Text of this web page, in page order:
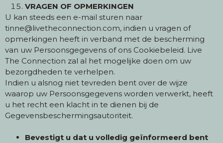
VRAGEN OF OPMERKINGEN
U kan steeds een e-mail sturen naar
tinne@livetheconnection.com, indien u vragen of
opmerkingen heeft in verband met de bescherming
van uw Persoonsgegevens of ons Cookiebeleid. Live
The Connection zal al het mogelijke doen om uw
bezorgdheden te verhelpen.
Indien u alsnog niet tevreden bent over de wijze
waarop uw Persoonsgegevens worden verwerkt, heeft
u het recht een klacht in te dienen bij de
Gegevensbeschermingsautoriteit.
Bevestigt u dat u volledig geïnformeerd bent